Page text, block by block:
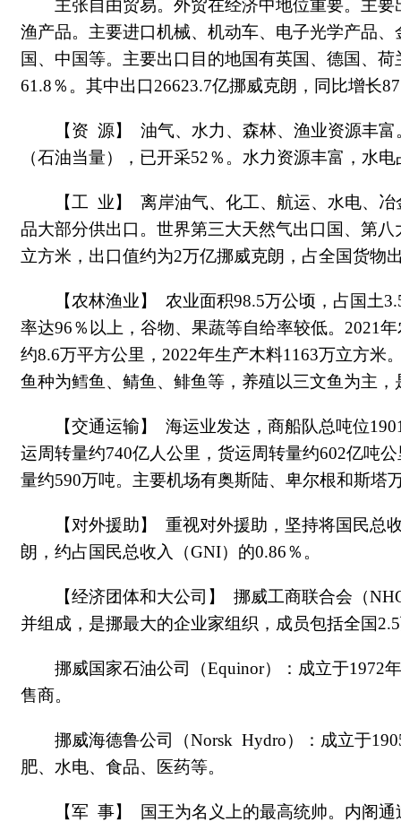
主张自由贸易。外贸在经济中地位重要。主
渔产品。主要进口机械、机动车、电子光学产品
国、中国等。主要出口目的地国有英国、德国、
61.8％。其中出口26623.7亿挪威克朗，同比增长
【资 源】 油气、水力、森林、渔业资源丰
（石油当量），已开采52％。水力资源丰富，水
【工 业】 离岸油气、化工、航运、水电、
品大部分供出口。世界第三大天然气出口国、第
立方米，出口值约为2万亿挪威克朗，占全国货物
【农林渔业】 农业面积98.5万公顷，占国土
率达96％以上，谷物、果蔬等自给率较低。2021
约8.6万平方公里，2022年生产木料1163万立方
鱼种为鳕鱼、鲭鱼、鲱鱼等，养殖以三文鱼为主
【交通运输】 海运业发达，商船队总吨位
运周转量约740亿人公里，货运周转量约602亿吨
量约590万吨。主要机场有奥斯陆、卑尔根和斯塔
【对外援助】 重视对外援助，坚持将国民总
朗，约占国民总收入（GNI）的0.86％。
【经济团体和大公司】 挪威工商联合会（
并组成，是挪最大的企业家组织，成员包括全国
挪威国家石油公司（Equinor）：成立于1972
售商。
挪威海德鲁公司（Norsk Hydro）：成立于
肥、水电、食品、医药等。
【军 事】 国王为名义上的最高统帅。内阁